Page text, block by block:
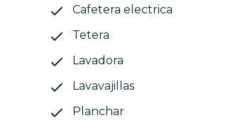
Cafetera electrica
Tetera
Lavadora
Lavavajillas
Planchar